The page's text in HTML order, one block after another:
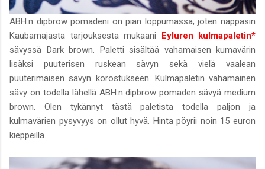
ABH:n dipbrow pomadeni on pian loppumassa, joten nappasin
Kaubamajasta tarjouksesta mukaani
Eyluren kulmapaletin*
sävyssä Dark brown. Paletti sisältää vahamaisen kumavärin
lisäksi puuterisen ruskean sävyn sekä vielä vaalean
puuterimaisen sävyn korostukseen. Kulmapaletin vahamainen
sävy on todella lähellä ABH:n dipbrow pomaden sävyä medium
brown. Olen tykännyt tästä paletista todella paljon ja
kulmavärien pysyvyys on ollut hyvä. Hinta pöyrii noin 15 euron
kieppeillä.